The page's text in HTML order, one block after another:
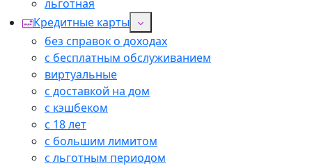
льготная
Кредитные карты
без справок о доходах
с бесплатным обслуживанием
виртуальные
с доставкой на дом
с кэшбеком
с 18 лет
с большим лимитом
с льготным периодом